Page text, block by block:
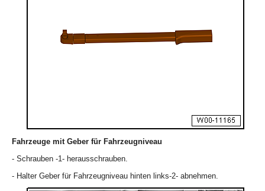
Fahrzeuge mit Geber für Fahrzeugniveau
- Schrauben -1- herausschrauben.
- Halter Geber für Fahrzeugniveau hinten links-2- abnehmen.